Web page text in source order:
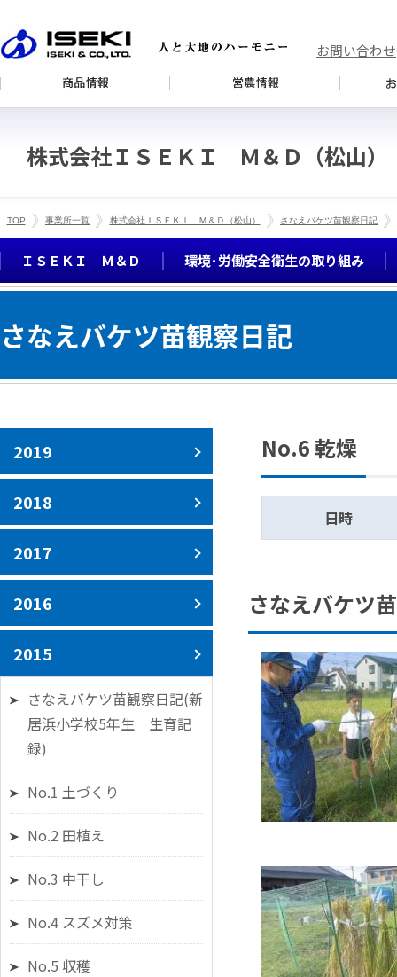
お問い合わせ
株式会社ＩＳＥＫＩ Ｍ＆Ｄ（松山）
TOP 事業所一覧 株式会社ＩＳＥＫＩ Ｍ＆Ｄ（松山） さなえバケツ苗観察日記
ＩＳＥＫＩ Ｍ＆Ｄ 環境･労働安全衛生の取り組み
さなえバケツ苗観察日記
2019
2018
2017
2016
2015
さなえバケツ苗観察日記(新
居浜小学校5年生 生育記
録)
No.1 土づくり
No.2 田植え
No.3 中干し
No.4 スズメ対策
No.5 収穫
No.6 乾燥
日時
さなえバケツ